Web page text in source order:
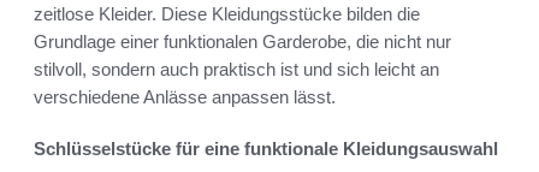
zeitlose Kleider. Diese Kleidungsstücke bilden die
Grundlage einer funktionalen Garderobe, die nicht nur
stilvoll, sondern auch praktisch ist und sich leicht an
verschiedene Anlässe anpassen lässt.
Schlüsselstücke für eine funktionale Kleidungsauswahl